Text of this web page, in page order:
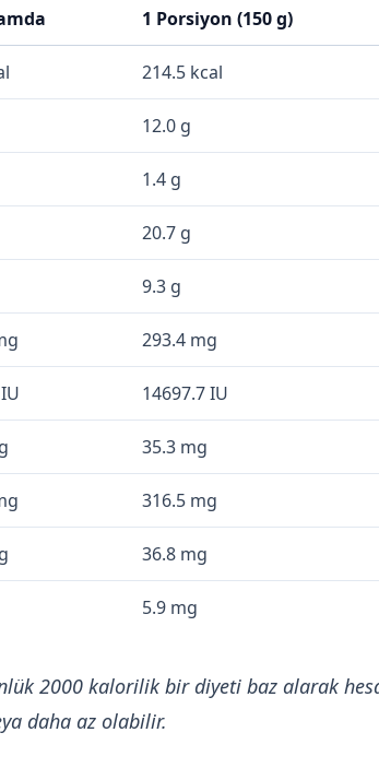
1 Porsiyon (150 g)
214.5 kcal
12.0 g
1.4 g
20.7 g
9.3 g
293.4 mg
14697.7 IU
35.3 mg
316.5 mg
36.8 mg
5.9 mg
2000 kalorilik bir diyeti baz alarak
daha az olabilir.